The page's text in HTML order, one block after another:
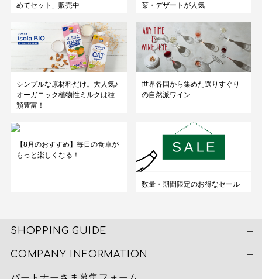
めてセット」販売中
菜・デザートが人気
シンプルな原材料だけ。大人気♪
オーガニック植物性ミルクは種
類豊富！
世界各国から集めた選りすぐり
の自然派ワイン
【8月のおすすめ】毎日の食卓が
もっと楽しくなる！
数量・期間限定のお得なセール
SHOPPING GUIDE
COMPANY INFORMATION